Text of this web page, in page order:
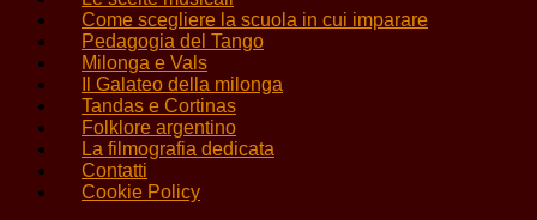
Come scegliere la scuola in cui imparare
Pedagogia del Tango
Milonga e Vals
Il Galateo della milonga
Tandas e Cortinas
Folklore argentino
La filmografia dedicata
Contatti
Cookie Policy